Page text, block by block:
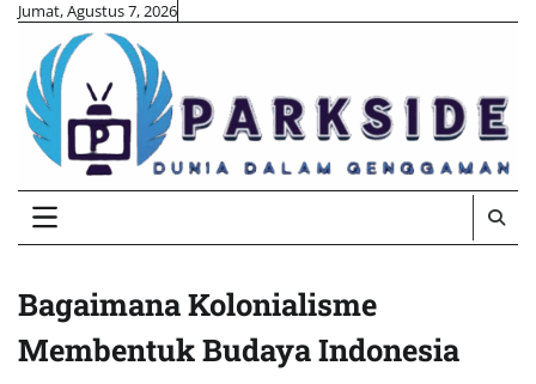
Skip
content
Jumat, Agustus 7, 2026
Bagaimana Kolonialisme
Membentuk Budaya Indonesia